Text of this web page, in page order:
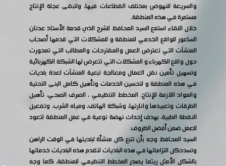
والسريعة للنهوض بمختلف القطاعات فيها، ولتبقى عجلة الإنتاج
مستمرة في هذه المنطقة.
خلال اللقاء استمع السيد المحافظ للشرح الذي قدمة الأستاذ عدنان
الساعور للواقع الخدمي للمنطقة و للمشكلات التي قدمها أصحاب
المنشآت التي تعترض العمل والمقترحات والمطالب التي تمحورت
حول واقع الكهرباء و المشكلات التي تتعرض لها الشبكة الكهربائية
وتسهيل تأمين نقل العمال ومعالجة تبعية المنشآت لعدة بلديات
في هذه المنطقة و لتحسين الخدمات وتأهيل كامل البنى التحتية
والمواد اللازمة للإنتاج، المخطط التنظيمي ، الصرف الصحي، تأهيل
الطرقات وتعبيدها وانارتها، وشبكة الهاتف، ومياه الشرب، وتفعيل
النقطة الطبية، بهدف إحداث نهضة نوعية في عمل المنطقة لتعود
للعمل ضمن أفضل الظروف.
السيد المحافظ وجه بأن تتبع كل منشأة لبلديتها في الوقت الراهن
وتسددكل التزاماتها في هذه البلديات لتقدم هذه البلديات خدماتها
بالشكل الأمثل ريثما يصدر المخطط التنظيمي للمنطقة، كما وجه